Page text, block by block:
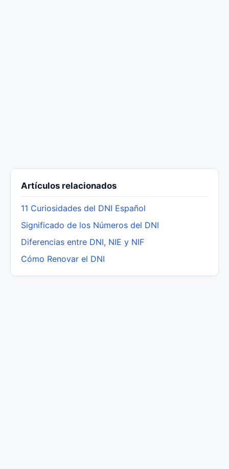
Artículos relacionados
11 Curiosidades del DNI Español
Significado de los Números del DNI
Diferencias entre DNI, NIE y NIF
Cómo Renovar el DNI